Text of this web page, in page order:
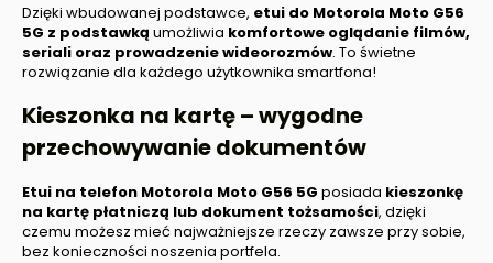
Dzięki wbudowanej podstawce, etui do Motorola Moto G56
5G z podstawką umożliwia komfortowe oglądanie filmów,
seriali oraz prowadzenie wideorozmów. To świetne
rozwiązanie dla każdego użytkownika smartfona!
Kieszonka na kartę – wygodne
przechowywanie dokumentów
Etui na telefon Motorola Moto G56 5G posiada kieszonkę
na kartę płatniczą lub dokument tożsamości, dzięki
czemu możesz mieć najważniejsze rzeczy zawsze przy sobie,
bez konieczności noszenia portfela.